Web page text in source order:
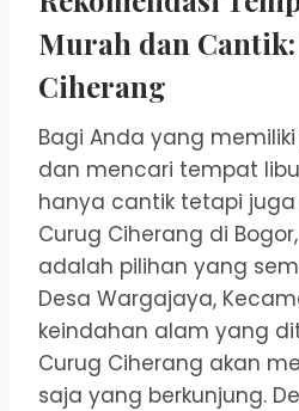
Murah dan Cantik:
Ciherang
Bagi Anda yang
dan mencari tempat
hanya cantik tetapi
Curug Ciherang di
adalah pilihan yang
Desa Wargajaya,
keindahan alam yang
Curug Ciherang akan
saja yang berkunjung.